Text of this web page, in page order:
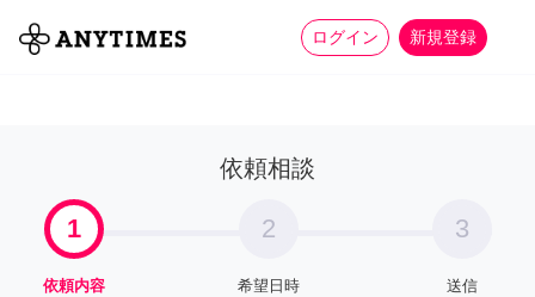
ログイン 新規登録
全て 家事 more_horiz
依頼相談
1
依頼内容
2
希望日時
3
送信